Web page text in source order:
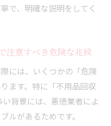
しいサービス特徴に警
と評判の確認法
るための基準
準と業者選びのコツ
細かく確認する重要
で、明確な説明をしてく
注意すべき危険な兆候
には、いくつかの「危険
ます。特に「不用品回収
背景には、悪徳業者によ
ルがあるためです。